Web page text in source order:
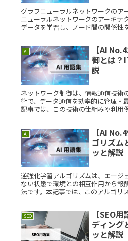
グラフニューラルネットワークのア
ニューラルネットワークのアーキテ
データを学習し、ノード間の関係性
AI
【AI
御とは？
説
ネットワーク制御は、情報通信技術
術で、データ通信を効率的に管理・
記事では、この技術の仕組みや利用
AI
【AI
ゴリズム
ッと解説
逆強化学習アルゴリズムは、エージ
ない状態で環境との相互作用から報
法です。本記事では、このアルゴリ
SEO
【SEO
ディング
ッと解説